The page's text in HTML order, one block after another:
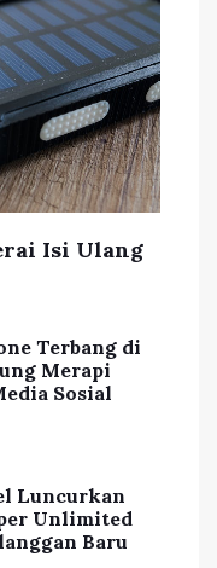
Isi Ulang
Terbang di
Merapi
Sosial
Luncurkan
Unlimited
Baru